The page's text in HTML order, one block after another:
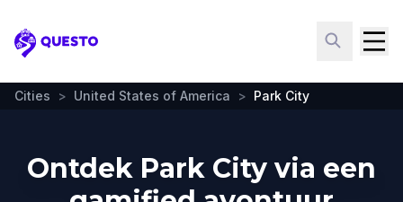
Questo
Cities > United States of America > Park City
Ontdek Park City via een